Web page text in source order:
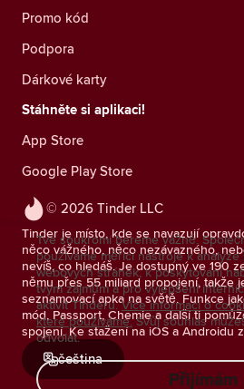
© 2026 Tinder LLC
Tinder je místo, kde se navazují
něco vážného, něco nezávazného,
nevíš, co hledáš. Je dostupný ve 190
němu přes 55 miliard propojení, takže
seznamovací apka na světě. Funkce
mód, Passport, Chemie a další ti
spojení. Ke stažení na iOS a Androidu
čeština
Promo kód
Podpora
Dárkové karty
Stáhněte si aplikaci!
App Store
Google Play Store
Tvé soukromí bereme vážně.
používáme měřicí nástroje k
webových stránek, k poskytování
tvým zájmům a pro vylepšení
aktivit Tinderu. Více informací o
které používáme. Svůj souhlas
odvolat.
Přijímám